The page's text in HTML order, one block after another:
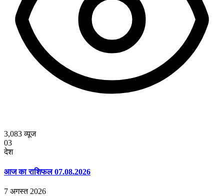
3,083व्यूज
03
देश
आज का राशिफल 07.08.2026
7 अगस्त 2026